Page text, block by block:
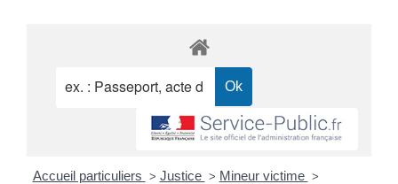
Accueil particuliers > Justice > Mineur victime >